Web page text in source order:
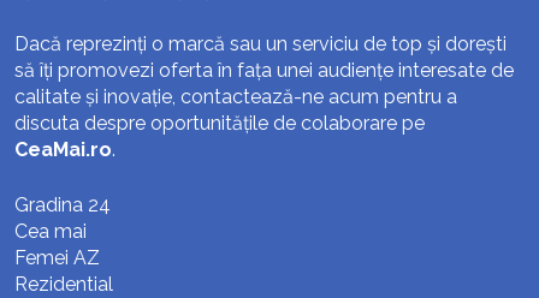
Dacă reprezinți o marcă sau un serviciu de top și dorești
să îți promovezi oferta în fața unei audiențe interesate de
calitate și inovație, contactează-ne acum pentru a
discuta despre oportunitățile de colaborare pe
CeaMai.ro.
Gradina 24
Cea mai
Femei AZ
Rezidential